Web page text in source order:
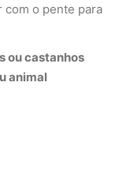
o pente para
ou castanhos
animal